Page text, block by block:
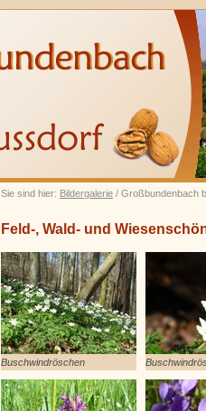
Sie sind hier: Bildergalerie / Großbundenbach
Feld-, Wald- und
Buschwindröschen